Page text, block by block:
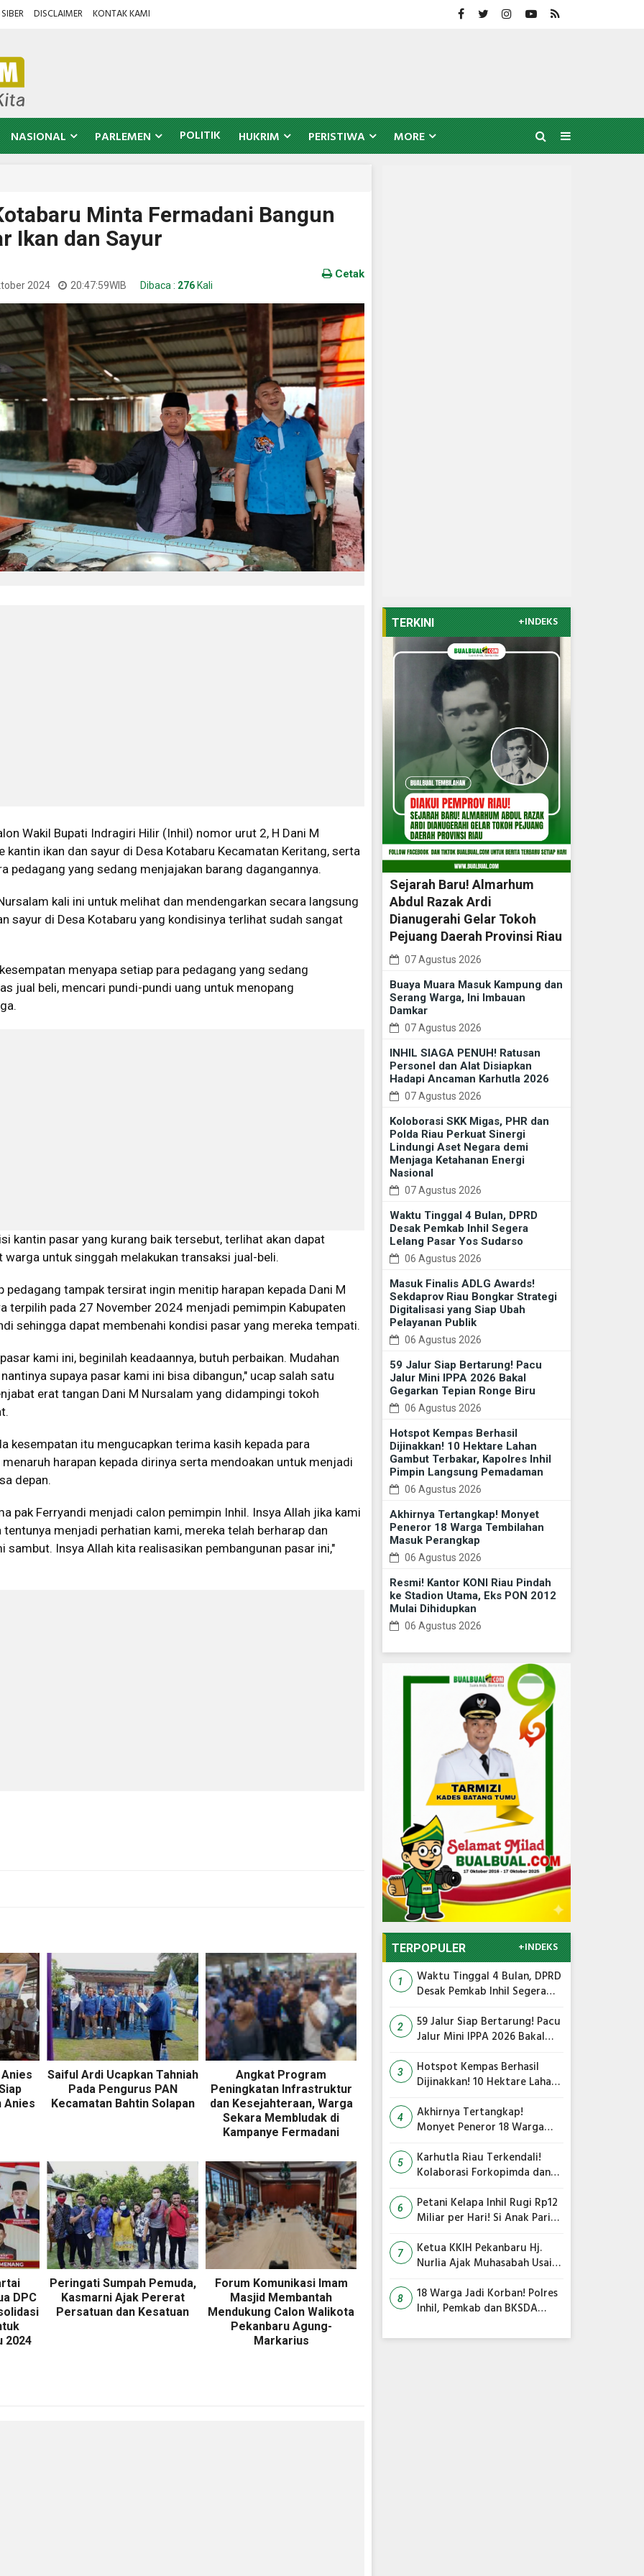
DISCLAIMER KONTAK KAMI
NASIONAL PARLEMEN POLITIK HUKRIM PERISTIWA MORE
Minta Fermadani Bangun
Ikan dan Sayur
2024 20:47:59WIB Dibaca : 276 Kali
Cetak
Wakil Bupati Indragiri Hilir (Inhil) nomor urut 2, H Dani M
kantin ikan dan sayur di Desa Kotabaru Kecamatan Keritang, serta
pedagang yang sedang menjajakan barang dagangannya.
kali ini untuk melihat dan mendengarkan secara langsung
sayur di Desa Kotabaru yang kondisinya terlihat sudah sangat
menyapa setiap para pedagang yang sedang
jual beli, mencari pundi-pundi uang untuk menopang
kantin pasar yang kurang baik tersebut, terlihat akan dapat
untuk singgah melakukan transaksi jual-beli.
pedagang tampak tersirat ingin menitip harapan kepada Dani M
terpilih pada 27 November 2024 menjadi pemimpin Kabupaten
sehingga dapat membenahi kondisi pasar yang mereka tempati.
kami ini, beginilah keadaannya, butuh perbaikan. Mudahan
supaya pasar kami ini bisa dibangun," ucap salah satu
erat tangan Dani M Nursalam yang didampingi tokoh
kesempatan itu mengucapkan terima kasih kepada para
harapan kepada dirinya serta mendoakan untuk menjadi
depan.
pak Ferryandi menjadi calon pemimpin Inhil. Insya Allah jika kami
menjadi perhatian kami, mereka telah berharap dan
sambut. Insya Allah kita realisasikan pembangunan pasar ini,"
Anies
Saiful Ardi Ucapkan Tahniah
Pada Pengurus PAN
Kecamatan Bahtin Solapan
Angkat Program
Peningkatan Infrastruktur
dan Kesejahteraan, Warga
Sekara Membludak di
Kampanye Fermadani
DPC
2024
Peringati Sumpah Pemuda,
Kasmarni Ajak Pererat
Persatuan dan Kesatuan
Forum Komunikasi Imam
Masjid Membantah
Mendukung Calon Walikota
Pekanbaru Agung-
Markarius
TERKINI +INDEKS
Sejarah Baru! Almarhum
Abdul Razak Ardi
Dianugerahi Gelar Tokoh
Pejuang Daerah Provinsi Riau
07 Agustus 2026
Buaya Muara Masuk Kampung dan
Serang Warga, Ini Imbauan
Damkar
07 Agustus 2026
INHIL SIAGA PENUH! Ratusan
Personel dan Alat Disiapkan
Hadapi Ancaman Karhutla 2026
07 Agustus 2026
Koloborasi SKK Migas, PHR dan
Polda Riau Perkuat Sinergi
Lindungi Aset Negara demi
Menjaga Ketahanan Energi
Nasional
07 Agustus 2026
Waktu Tinggal 4 Bulan, DPRD
Desak Pemkab Inhil Segera
Lelang Pasar Yos Sudarso
06 Agustus 2026
Masuk Finalis ADLG Awards!
Sekdaprov Riau Bongkar Strategi
Digitalisasi yang Siap Ubah
Pelayanan Publik
06 Agustus 2026
59 Jalur Siap Bertarung! Pacu
Jalur Mini IPPA 2026 Bakal
Gegarkan Tepian Ronge Biru
06 Agustus 2026
Hotspot Kempas Berhasil
Dijinakkan! 10 Hektare Lahan
Gambut Terbakar, Kapolres Inhil
Pimpin Langsung Pemadaman
06 Agustus 2026
Akhirnya Tertangkap! Monyet
Peneror 18 Warga Tembilahan
Masuk Perangkap
06 Agustus 2026
Resmi! Kantor KONI Riau Pindah
ke Stadion Utama, Eks PON 2012
Mulai Dihidupkan
06 Agustus 2026
TERPOPULER +INDEKS
1
Waktu Tinggal 4 Bulan, DPRD
Desak Pemkab Inhil Segera
2
59 Jalur Siap Bertarung! Pacu
Jalur Mini IPPA 2026 Bakal
3
Hotspot Kempas Berhasil
Dijinakkan! 10 Hektare Lahan
Inhil Pimpin Langsung
Pemadaman
4
Akhirnya Tertangkap!
Monyet Peneror 18 Warga
5
Karhutla Riau Terkendali!
Kolaborasi Forkopimda dan
Utama
6
Petani Kelapa Inhil Rugi Rp12
Miliar per Hari! Si Anak Parit
Terus Anjlok
7
Ketua KKIH Pekanbaru Hj.
Nurlia Ajak Muhasabah Usai
Serangan Monyet di
Tembilahan
8
18 Warga Jadi Korban! Polres
Inhil, Pemkab dan BKSDA
Peneror Tembilahan